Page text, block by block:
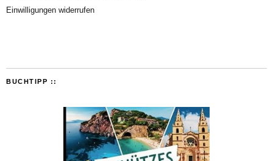
Einwilligungen widerrufen
BUCHTIPP ::